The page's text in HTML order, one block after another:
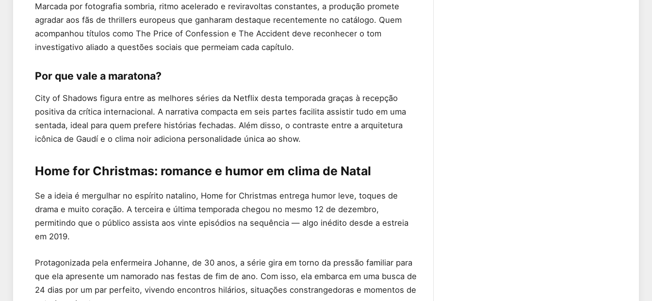
Marcada por fotografia sombria, ritmo acelerado e reviravoltas constantes, a produção promete
agradar aos fãs de thrillers europeus que ganharam destaque recentemente no catálogo. Quem
acompanhou títulos como The Price of Confession e The Accident deve reconhecer o tom
investigativo aliado a questões sociais que permeiam cada capítulo.
Por que vale a maratona?
City of Shadows figura entre as melhores séries da Netflix desta temporada graças à recepção
positiva da crítica internacional. A narrativa compacta em seis partes facilita assistir tudo em uma
sentada, ideal para quem prefere histórias fechadas. Além disso, o contraste entre a arquitetura
icônica de Gaudí e o clima noir adiciona personalidade única ao show.
Home for Christmas: romance e humor em clima de Natal
Se a ideia é mergulhar no espírito natalino, Home for Christmas entrega humor leve, toques de
drama e muito coração. A terceira e última temporada chegou no mesmo 12 de dezembro,
permitindo que o público assista aos vinte episódios na sequência — algo inédito desde a estreia
em 2019.
Protagonizada pela enfermeira Johanne, de 30 anos, a série gira em torno da pressão familiar para
que ela apresente um namorado nas festas de fim de ano. Com isso, ela embarca em uma busca de
24 dias por um par perfeito, vivendo encontros hilários, situações constrangedoras e momentos de